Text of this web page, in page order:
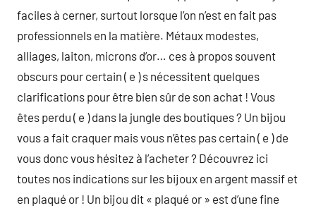
faciles à cerner, surtout lorsque l’on n’est en fait pas
professionnels en la matière. Métaux modestes,
alliages, laiton, microns d’or… ces à propos souvent
obscurs pour certain ( e ) s nécessitent quelques
clarifications pour être bien sûr de son achat ! Vous
êtes perdu ( e ) dans la jungle des boutiques ? Un bijou
vous a fait craquer mais vous n’êtes pas certain ( e ) de
vous donc vous hésitez à l’acheter ? Découvrez ici
toutes nos indications sur les bijoux en argent massif et
en plaqué or ! Un bijou dit « plaqué or » est d’une fine